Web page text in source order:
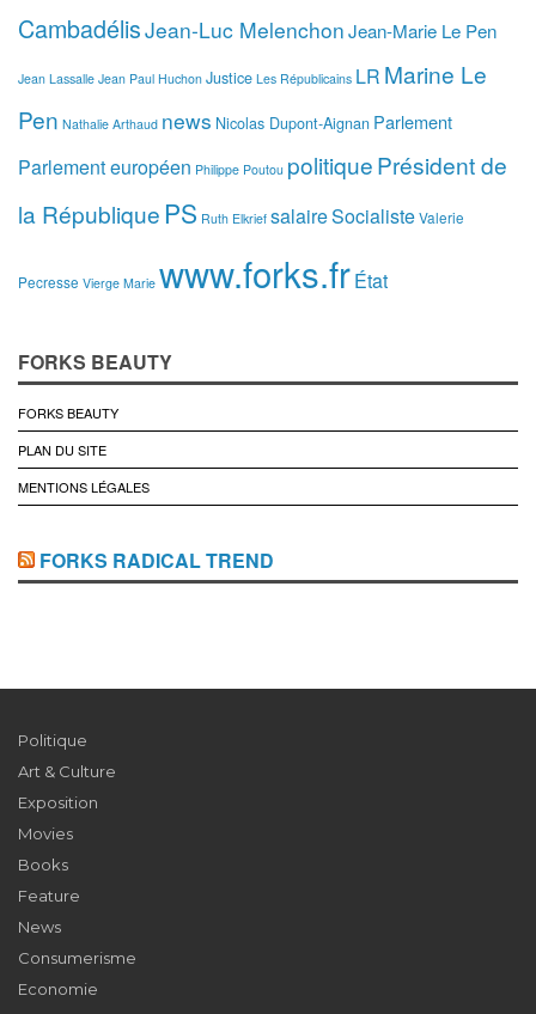
CambadélisJean-Luc MelenchonJean-Marie Le Pen
Jean Lassalle Jean Paul Huchon Justice Les Républicains LR Marine Le
Pen Nathalie Arthaud news Nicolas Dupont-Aignan Parlement
Parlement européen Philippe Poutou politiquePrésident de
la République PS Ruth Elkrief salaireSocialisteValerie
Pecresse Vierge Marie www.forks.frÉtat
FORKS BEAUTY
FORKS BEAUTY
PLAN DU SITE
MENTIONS LÉGALES
FORKS RADICAL TREND
Politique
Art & Culture
Exposition
Movies
Books
Feature
News
Consumerisme
Economie